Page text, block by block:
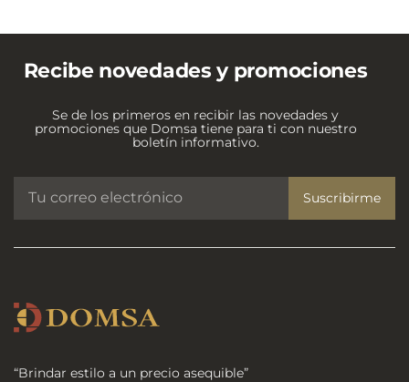
Recibe novedades y promociones
Se de los primeros en recibir las novedades y
promociones que Domsa tiene para ti con nuestro
boletín informativo.
Suscribirme
“Brindar estilo a un precio asequible”